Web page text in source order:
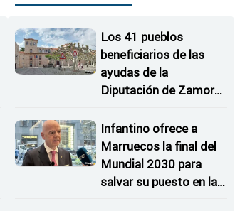
Los 41 pueblos
beneficiarios de las
ayudas de la
Diputación de Zamora
consultorios locales
Infantino ofrece a
Marruecos la final del
Mundial 2030 para
salvar su puesto en la